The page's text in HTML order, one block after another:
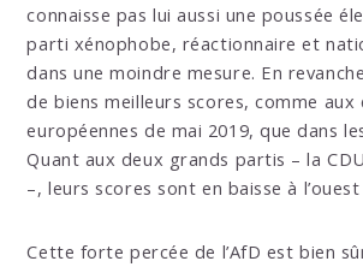
connaisse pas lui aussi une poussée
parti xénophobe, réactionnaire et
dans une moindre mesure. En
de biens meilleurs scores, comme aux
européennes de mai 2019, que dans
Quant aux deux grands partis – la
–, leurs scores sont en baisse à l’ouest
Cette forte percée de l’AfD est bien